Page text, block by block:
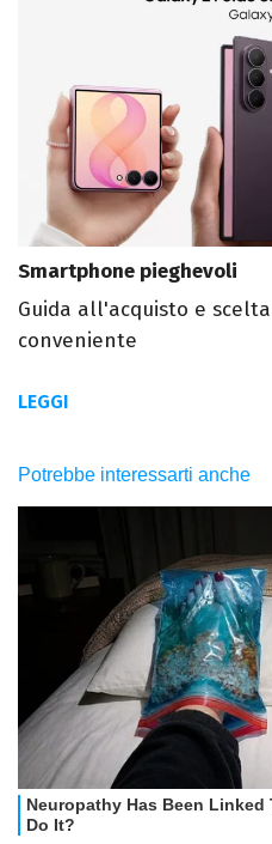
Smartphone pieghevoli
Guida all'acquisto e
conveniente
LEGGI